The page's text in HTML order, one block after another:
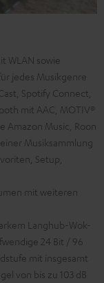
WLAN sowie
jedes Musikgenre
Spotify Connect,
mit AAC, MOTIV®
Amazon Music, Roon
Musiksammlung
Setup,
mit weiteren
Langhub-Wok-
24 Bit / 96
mit insgesamt
von bis zu 103 dB